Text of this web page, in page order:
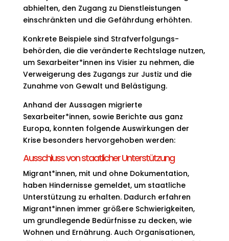
abhielten, den Zugang zu Dienstleistungen
einschränkten und die Gefährdung erhöhten.
Konkrete Beispiele sind Strafverfolgungs-
behörden, die die veränderte Rechtslage nutzen,
um Sexarbeiter*innen ins Visier zu nehmen, die
Verweigerung des Zugangs zur Justiz und die
Zunahme von Gewalt und Belästigung.
Anhand der Aussagen migrierte
Sexarbeiter*innen, sowie Berichte aus ganz
Europa, konnten folgende Auswirkungen der
Krise besonders hervorgehoben werden:
Ausschluss von staatlicher Unterstützung
Migrant*innen, mit und ohne Dokumentation,
haben Hindernisse gemeldet, um staatliche
Unterstützung zu erhalten. Dadurch erfahren
Migrant*innen immer größere Schwierigkeiten,
um grundlegende Bedürfnisse zu decken, wie
Wohnen und Ernährung. Auch Organisationen,